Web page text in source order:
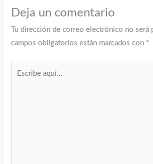
Deja un comentario
Tu dirección de correo electrónico no será
campos obligatorios están marcados con *